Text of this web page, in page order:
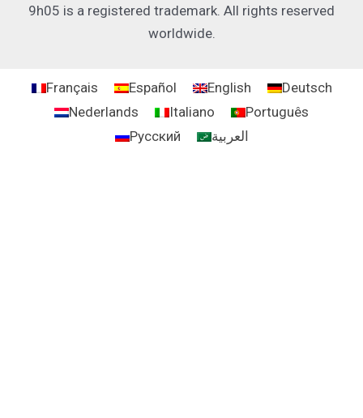
9h05 is a registered trademark. All rights reserved
worldwide.
Français Español English
Deutsch
Nederlands
Italiano
Português
Русский
العربية